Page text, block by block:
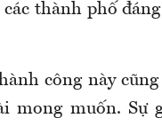
thành phố
công này
mong muốn. Sự